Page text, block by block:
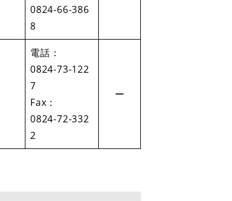
0824-66-386
8
電話：
0824-73-122
7
Fax：
0824-72-332
2
ー